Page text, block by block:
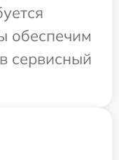
обеспечим
сервисный